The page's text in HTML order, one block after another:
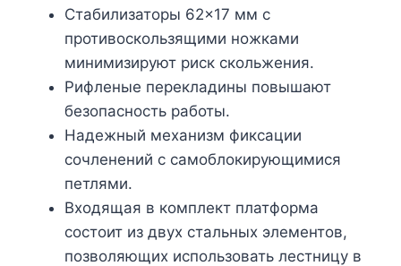
Стабилизаторы 62×17 мм с
противоскользящими ножками
минимизируют риск скольжения.
Рифленые перекладины повышают
безопасность работы.
Надежный механизм фиксации
сочленений с самоблокирующимися
петлями.
Входящая в комплект платформа
состоит из двух стальных элементов,
позволяющих использовать лестницу в